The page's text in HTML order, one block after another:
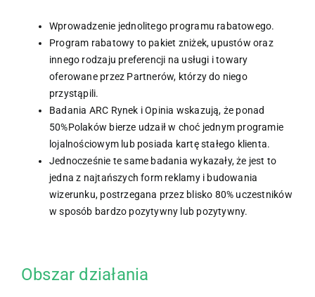
Wprowadzenie jednolitego programu rabatowego.
Program rabatowy to pakiet zniżek, upustów oraz
innego rodzaju preferencji na usługi i towary
oferowane przez Partnerów, którzy do niego
przystąpili.
Badania ARC Rynek i Opinia wskazują, że ponad
50%Polaków bierze udzaił w choć jednym programie
lojalnościowym lub posiada kartę stałego klienta.
Jednocześnie te same badania wykazały, że jest to
jedna z najtańszych form reklamy i budowania
wizerunku, postrzegana przez blisko 80% uczestników
w sposób bardzo pozytywny lub pozytywny.
Obszar działania